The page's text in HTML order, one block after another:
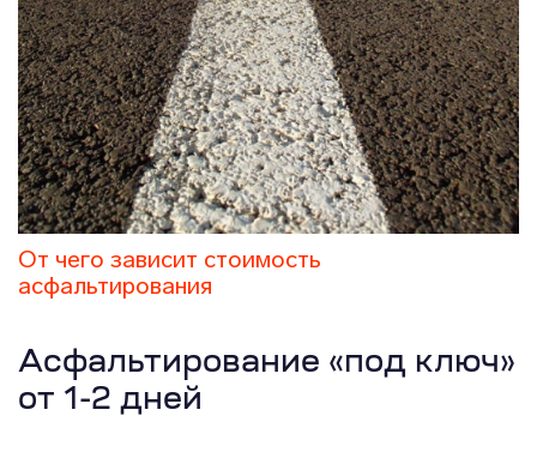
От чего зависит стоимость
асфальтирования
Асфальтирование «под ключ»
от 1-2 дней